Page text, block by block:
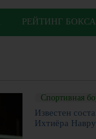
РЕЙТИНГ БОКСА
Спортивная
Известен
Ихтиёра